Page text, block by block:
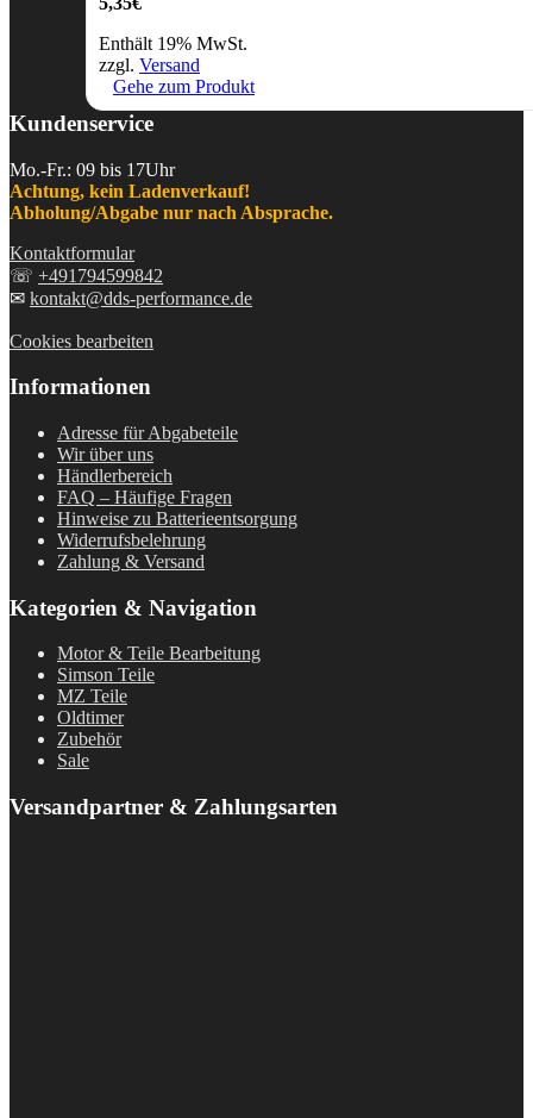
Enthält 19% MwSt.
zzgl. Versand
Gehe zum Produkt
Kundenservice
Mo.-Fr.: 09 bis 17Uhr
Achtung, kein Ladenverkauf!
Abholung/Abgabe nur nach Absprache.
Kontaktformular
☏ +491794599842
✉ kontakt@dds-performance.de
Cookies bearbeiten
Informationen
Adresse für Abgabeteile
Wir über uns
Händlerbereich
FAQ – Häufige Fragen
Hinweise zu Batterieentsorgung
Widerrufsbelehrung
Zahlung & Versand
Kategorien & Navigation
Motor & Teile Bearbeitung
Simson Teile
MZ Teile
Oldtimer
Zubehör
Sale
Versandpartner & Zahlungsarten